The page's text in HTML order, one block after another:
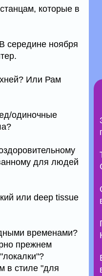
которые в
середине ноября
Или Рам
одиночные
для людей
или deep tissue
временами?
прежнем
в стиле "для